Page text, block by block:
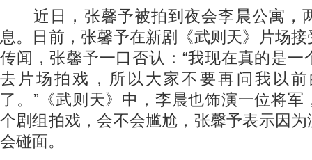
近日，张馨予被拍到夜会李晨公寓，
息。日前，张馨予在新剧《武则天》片场
传闻，张馨予一口否认：“我现在真的是一
去片场拍戏，所以大家不要再问我以
了。”《武则天》中，李晨也饰演一位将军
个剧组拍戏，会不会尴尬，张馨予表示因
会碰面。